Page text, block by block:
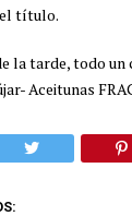
título.
la tarde, todo un
Aceitunas